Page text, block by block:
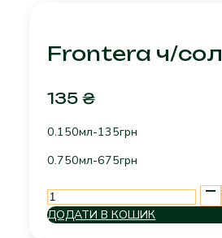
Frontera ч/сол
135₴
0.150мл-135грн
0.750мл-675грн
Frontera
ч/
ДОДАТИ В КОШИК